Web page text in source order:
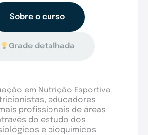
Sobre o curso
Grade detalhada
em Nutrição Esportiva
educadores
profissionais de áreas
do estudo dos
e bioquímicos